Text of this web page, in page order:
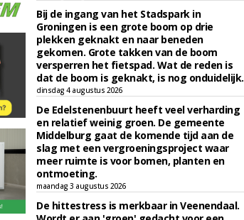
Bij de ingang van het Stadspark in
Groningen is een grote boom op drie
plekken geknakt en naar beneden
gekomen. Grote takken van de boom
versperren het fietspad. Wat de reden is
dat de boom is geknakt, is nog onduidelijk.
dinsdag 4 augustus 2026
De Edelstenenbuurt heeft veel verharding
en relatief weinig groen. De gemeente
Middelburg gaat de komende tijd aan de
slag met een vergroeningsproject waar
meer ruimte is voor bomen, planten en
ontmoeting.
maandag 3 augustus 2026
De hittestress is merkbaar in Veenendaal.